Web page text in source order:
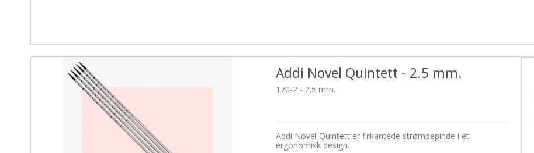
Addi Novel Quintett - 2.5 mm.
170-2 - 2.5 mm.
Addi Novel Quintett er firkantede strømpepinde i et
ergonomisk design.